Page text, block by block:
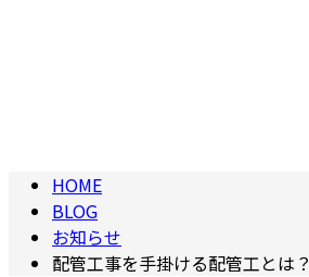
HOME
BLOG
お知らせ
配管工事を手掛ける配管工とは？